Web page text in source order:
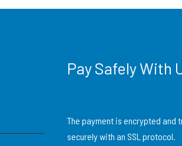
Pay Safely With
The payment is encrypted and
securely with an SSL protocol.